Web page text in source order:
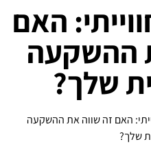
האם
ההשקעה
שלך?
האם זה שווה את ההשקעה
שלך?